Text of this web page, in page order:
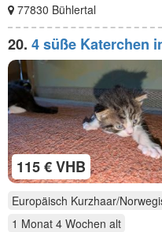
77830 Bühlertal
20. 4 süße Katerchen
115 € VHB
Europäisch Kurzhaar/
1 Monat 4 Wochen alt